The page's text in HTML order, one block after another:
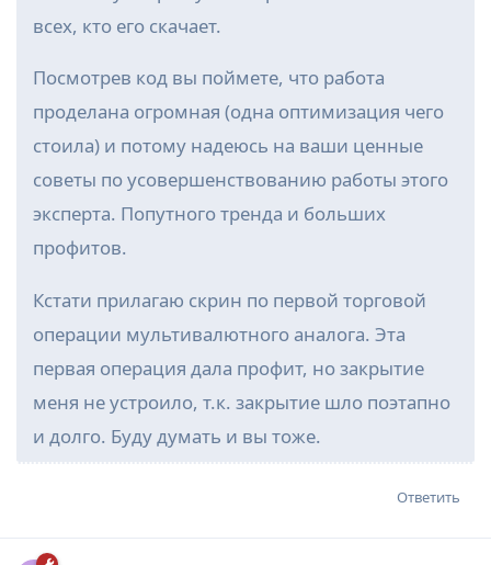
всех, кто его скачает.
Посмотрев код вы поймете, что работа
проделана огромная (одна оптимизация чего
стоила) и потому надеюсь на ваши ценные
советы по усовершенствованию работы этого
эксперта. Попутного тренда и больших
профитов.
Кстати прилагаю скрин по первой торговой
операции мультивалютного аналога. Эта
первая операция дала профит, но закрытие
меня не устроило, т.к. закрытие шло поэтапно
и долго. Буду думать и вы тоже.
Ответить